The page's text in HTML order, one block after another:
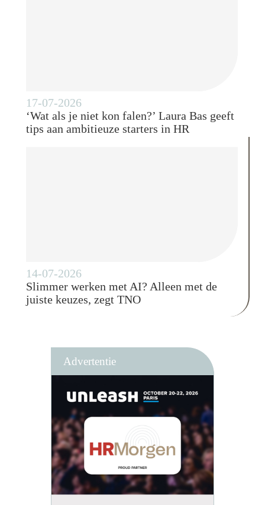
17-07-2026
‘Wat als je niet kon falen?’ Laura Bas geeft
tips aan ambitieuze starters in HR
14-07-2026
Slimmer werken met AI? Alleen met de
juiste keuzes, zegt TNO
Advertentie